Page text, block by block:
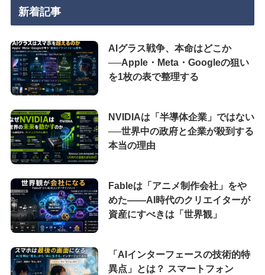
新着記事
AIグラス戦争、本命はどこか
──Apple・Meta・Googleの狙い
を1枚の表で整理する
NVIDIAは「半導体企業」ではない
──世界中の政府と企業が殺到する
本当の理由
Fableは「アニメ制作会社」をや
めた――AI時代のクリエイターが
資産にすべきは「世界観」
「AIインターフェースの技術的特
異点」とは？ スマートフォン